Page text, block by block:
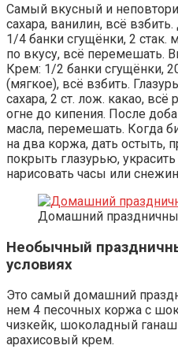
Самый вкусный и
сахара, ванилин, всё
1/4 банки сгущёнки, 2 стак.
по вкусу, всё перемешать.
Крем: 1/2 банки сгущёнки,
(мягкое), всё взбить.
сахара, 2 ст. лож. какао,
огне до кипения. После
масла, перемешать. Когда
на два коржа, дать остыть,
покрыть глазурью,
нарисовать часы или
Домашний
Необычный
условиях
Это самый домашний
нем 4 песочных коржа с
чизкейк, шоколадный ганаш
арахисовый крем.